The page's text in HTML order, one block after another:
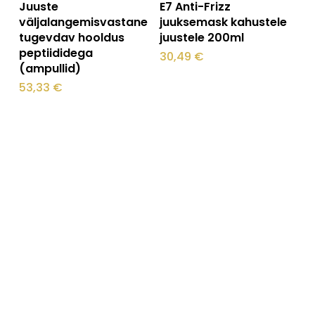
Juuste
väljalangemisvastane
tugevdav hooldus
peptiididega
(ampullid)
53,33 €
E7 Anti-Frizz
juuksemask kahustele
juustele 200ml
30,49 €